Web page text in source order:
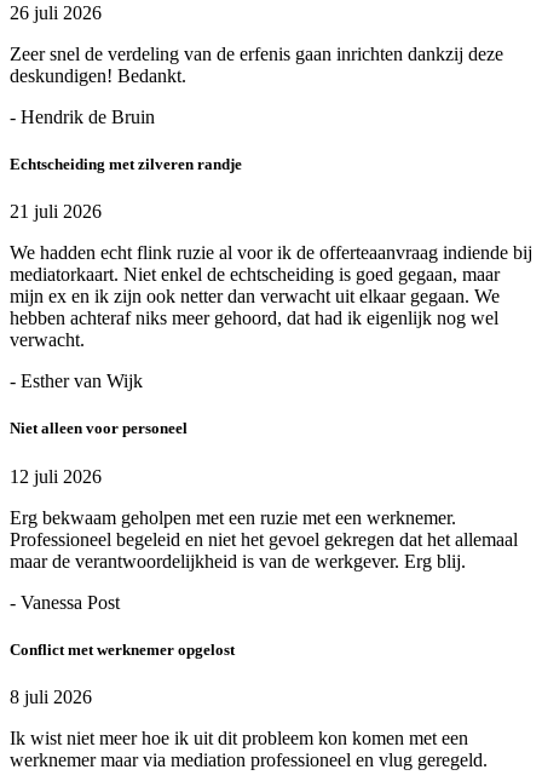
26 juli 2026
Zeer snel de verdeling van de erfenis gaan inrichten dankzij deze
deskundigen! Bedankt.
- Hendrik de Bruin
Echtscheiding met zilveren randje
21 juli 2026
We hadden echt flink ruzie al voor ik de offerteaanvraag indiende bij
mediatorkaart. Niet enkel de echtscheiding is goed gegaan, maar
mijn ex en ik zijn ook netter dan verwacht uit elkaar gegaan. We
hebben achteraf niks meer gehoord, dat had ik eigenlijk nog wel
verwacht.
- Esther van Wijk
Niet alleen voor personeel
12 juli 2026
Erg bekwaam geholpen met een ruzie met een werknemer.
Professioneel begeleid en niet het gevoel gekregen dat het allemaal
maar de verantwoordelijkheid is van de werkgever. Erg blij.
- Vanessa Post
Conflict met werknemer opgelost
8 juli 2026
Ik wist niet meer hoe ik uit dit probleem kon komen met een
werknemer maar via mediation professioneel en vlug geregeld.